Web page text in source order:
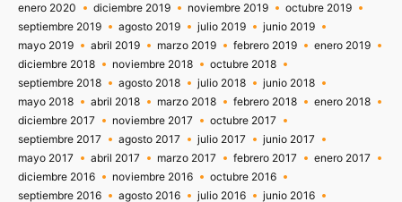
enero 2020
diciembre 2019 noviembre 2019
octubre 2019
septiembre 2019
agosto 2019 julio 2019
junio 2019
mayo 2019
abril 2019 marzo 2019 febrero 2019
enero 2019
diciembre 2018
noviembre 2018
octubre 2018
septiembre 2018
agosto 2018 julio 2018
junio 2018
mayo 2018
abril 2018 marzo 2018 febrero 2018
enero 2018
diciembre 2017
noviembre 2017
octubre 2017
septiembre 2017
agosto 2017 julio 2017
junio 2017
mayo 2017
abril 2017 marzo 2017 febrero 2017
enero 2017
diciembre 2016
noviembre 2016
octubre 2016
septiembre 2016
agosto 2016 julio 2016 junio 2016